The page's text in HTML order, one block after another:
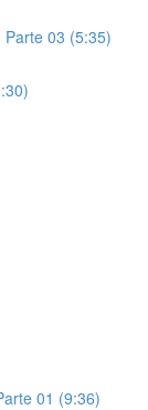
03 (5:35)
01 (9:36)